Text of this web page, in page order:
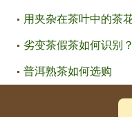
劣变茶假茶如何识别？
普洱熟茶如何选购